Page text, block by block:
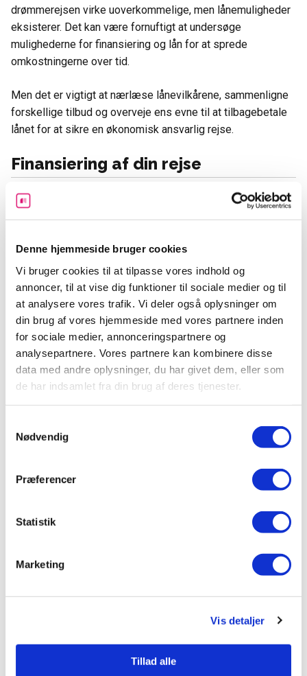
Denne hjemmeside bruger cookies
Vi bruger cookies til at tilpasse vores indhold og
annoncer, til at vise dig funktioner til sociale medier og til
at analysere vores trafik. Vi deler også oplysninger om
din brug af vores hjemmeside med vores partnere inden
for sociale medier, annonceringspartnere og
analysepartnere. Vores partnere kan kombinere disse
data med andre oplysninger, du har givet dem, eller som
de har indsamlet fra din brug af deres tjenester.
Nødvendig
Præferencer
Statistik
Marketing
Vis detaljer
Tillad alle
drømmerejsen virke uoverkommelige, men lånemuligheder
eksisterer. Det kan være fornuftigt at undersøge
mulighederne for finansiering og lån for at sprede
omkostningerne over tid.
Men det er vigtigt at nærlæse lånevilkårene, sammenligne
forskellige tilbud og overveje ens evne til at tilbagebetale
lånet for at sikre en økonomisk ansvarlig rejse.
Finansiering af din rejse
Når du planlægger din næste rejse, er det væsentligt at
finansieringsmuligheder somrejselån
samt beslutninger omkring hvilke betalingsmetoder du vil
benytte.
Om at tage et rejse- eller forbrugslån
At optage et lån til din rejse kan være en løsning, hvis du
har brug for økonomisk frihed her og nu. Finansielle
institutioner tilbyderprivatlån , som ikke kræver sikkerhed,
og giver muligheden for at realisere dine rejseplaner. Når du
, som kan
variere afhængigt af lånets størrelse og
: Sørg for at sammenligne de forskellige
rente
betale pr. måned.
: Overvej lånets løbetid i forhold til din
økonomiske fremtid.
Overvejelser ved valg af betalingsmetoder